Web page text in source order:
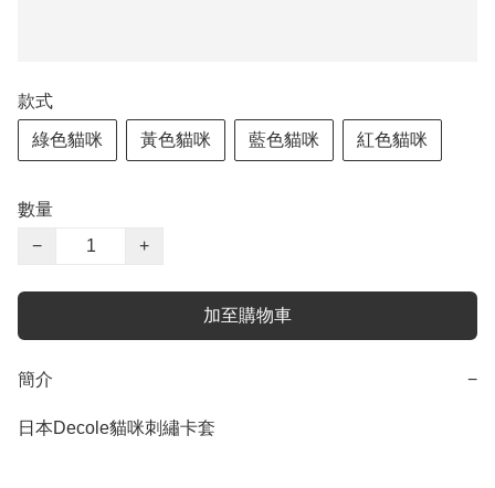
款式
綠色貓咪 黃色貓咪 藍色貓咪 紅色貓咪
數量
−
+
加至購物車
簡介 −
日本Decole貓咪刺繡卡套